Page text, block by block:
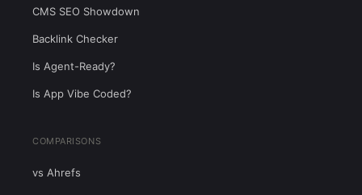
CMS SEO Showdown
Backlink Checker
Is Agent-Ready?
Is App Vibe Coded?
COMPARISONS
vs Ahrefs